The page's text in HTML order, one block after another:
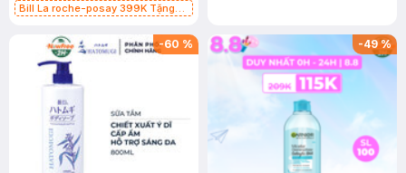
Bill La roche-posay 399K Tặng
(SL có hạn)
-60 % -49%